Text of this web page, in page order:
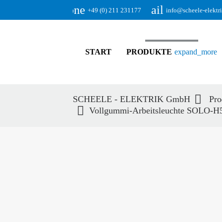
phone +49 (0) 211 231177email info@scheele-
START PRODUKTE expand_more
SCHEELE - ELEKTRIK GmbH
Vollgummi-Arbeitsleuchte SOLO-